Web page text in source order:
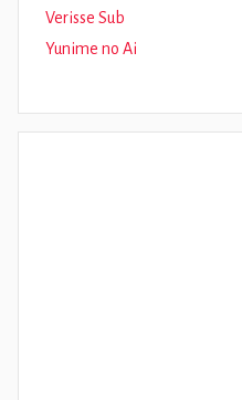
Verisse Sub
Yunime no Ai